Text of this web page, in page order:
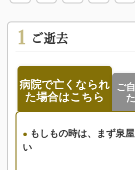
1 ご逝去
病院で亡くなられ
た場合はこちら
ご
もしもの時は、まず泉
い